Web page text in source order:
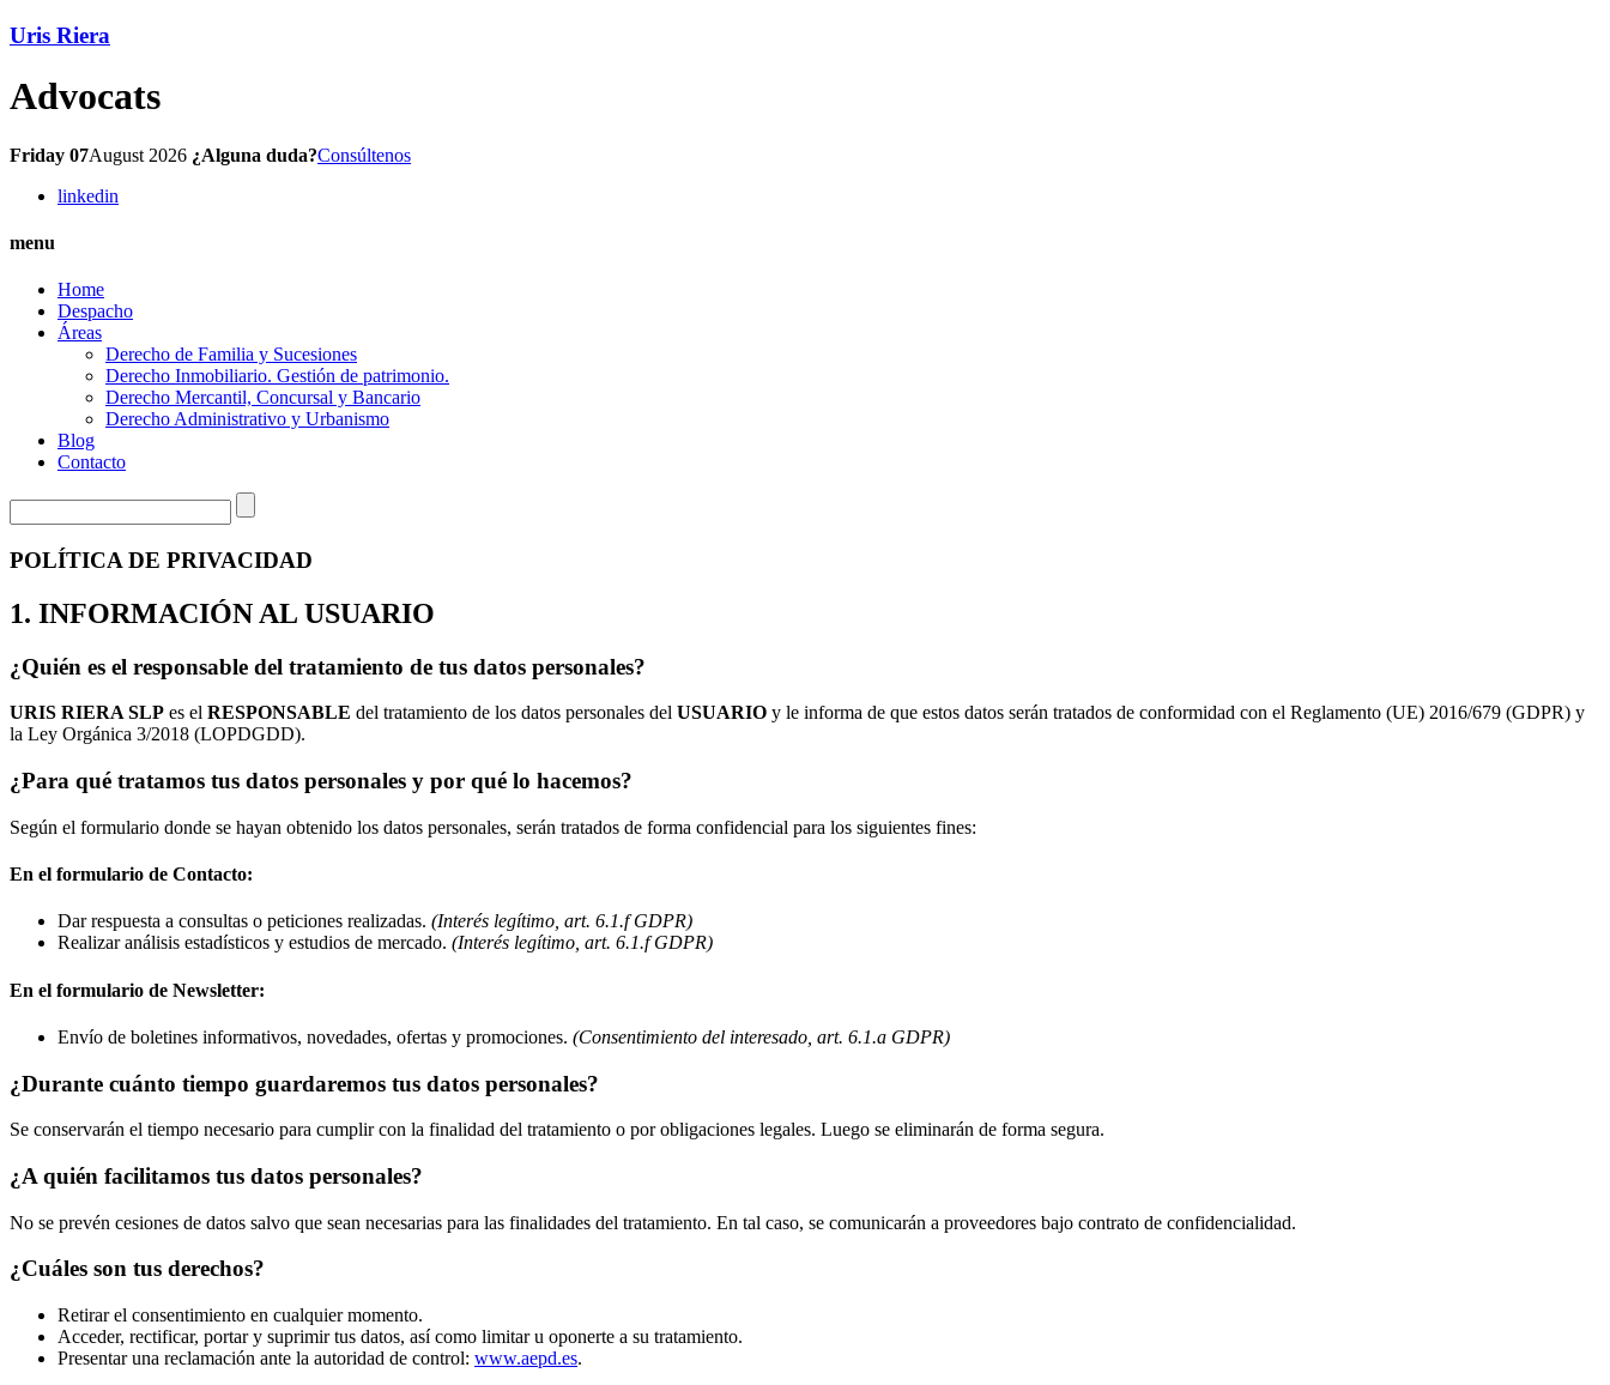
Uris Riera
Advocats
Friday 07August 2026 ¿Alguna duda?Consúltenos
linkedin
menu
Home
Despacho
Áreas
Derecho de Familia y Sucesiones
Derecho Inmobiliario. Gestión de patrimonio.
Derecho Mercantil, Concursal y Bancario
Derecho Administrativo y Urbanismo
Blog
Contacto
POLÍTICA DE PRIVACIDAD
1. INFORMACIÓN AL USUARIO
¿Quién es el responsable del tratamiento de tus datos personales?
URIS RIERA SLP es el RESPONSABLE del tratamiento de los datos personales del USUARIO y le informa de que estos datos serán tratados de conformidad con el Reglamento (UE) 2016/679 (GDPR) y
la Ley Orgánica 3/2018 (LOPDGDD).
¿Para qué tratamos tus datos personales y por qué lo hacemos?
Según el formulario donde se hayan obtenido los datos personales, serán tratados de forma confidencial para los siguientes fines:
En el formulario de Contacto:
Dar respuesta a consultas o peticiones realizadas. (Interés legítimo, art. 6.1.f GDPR)
Realizar análisis estadísticos y estudios de mercado. (Interés legítimo, art. 6.1.f GDPR)
En el formulario de Newsletter:
Envío de boletines informativos, novedades, ofertas y promociones. (Consentimiento del interesado, art. 6.1.a GDPR)
¿Durante cuánto tiempo guardaremos tus datos personales?
Se conservarán el tiempo necesario para cumplir con la finalidad del tratamiento o por obligaciones legales. Luego se eliminarán de forma segura.
¿A quién facilitamos tus datos personales?
No se prevén cesiones de datos salvo que sean necesarias para las finalidades del tratamiento. En tal caso, se comunicarán a proveedores bajo contrato de confidencialidad.
¿Cuáles son tus derechos?
Retirar el consentimiento en cualquier momento.
Acceder, rectificar, portar y suprimir tus datos, así como limitar u oponerte a su tratamiento.
Presentar una reclamación ante la autoridad de control: www.aepd.es.